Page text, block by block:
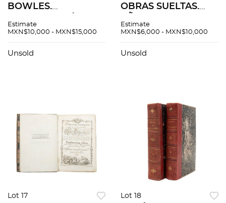
BOWLES.
LA HISTORIA
GEOGRAFÍA FÍSICA
Estimate
MXN$10,000 - MXN$15,000
Unsold
OBRAS SUELTAS.
piezas
Estimate
MXN$6,000 - MXN$10,000
Unsold
Lot 17 Lot 18